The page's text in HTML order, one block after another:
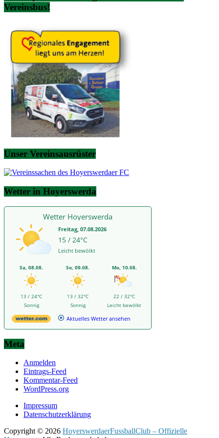
Vereinsbus!
Unser Vereinsausrüster
Wetter in Hoyerswerda
Wetter Hoyerswerda
Freitag, 07.08.2026
15 / 24°C
Leicht bewölkt
Sa, 08.08.
13 / 24°C
Sonnig
So, 09.08.
13 / 32°C
Sonnig
Mo, 10.08.
22 / 32°C
Leicht bewölkt
Aktuelles Wetter ansehen
Meta
Anmelden
Eintrags-Feed
Kommentar-Feed
WordPress.org
Impressum
Datenschutzerklärung
Copyright © 2026 HoyerswerdaerFussballClub – Offizielle